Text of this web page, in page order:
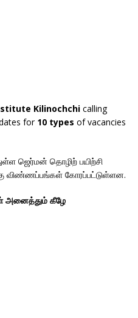
Kilinochchi calling
for 10 types of vacancies
ஜெர்மன் தொழிற் பயிற்சி
விண்ணப்பங்கள் கோரப்பட்டுள்ளன.
அனைத்தும் கீழே